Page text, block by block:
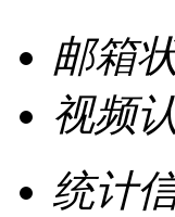
邮箱
视频
统计